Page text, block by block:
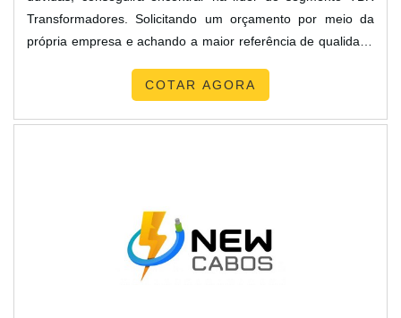
Transformadores. Solicitando um orçamento por meio da
própria empresa e achando a maior referência de qualidade
energia solar, com a equipe da TBR Transformadores o
tudo pensando em autotransformador energia solar com
proteção.Há muitas maneiras eficientes de uma organização
demonstrar competência, excelência e destaque em sua
COTAR AGORA